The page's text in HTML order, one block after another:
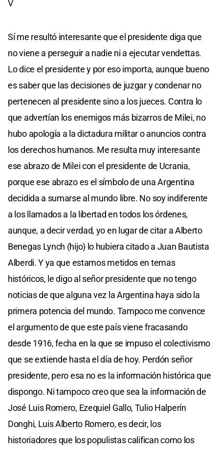
V
Sí me resultó interesante que el presidente diga que
no viene a perseguir a nadie ni a ejecutar vendettas.
Lo dice el presidente y por eso importa, aunque bueno
es saber que las decisiones de juzgar y condenar no
pertenecen al presidente sino a los jueces. Contra lo
que advertían los enemigos más bizarros de Milei, no
hubo apología a la dictadura militar o anuncios contra
los derechos humanos. Me resulta muy interesante
ese abrazo de Milei con el presidente de Ucrania,
porque ese abrazo es el símbolo de una Argentina
decidida a sumarse al mundo libre. No soy indiferente
a los llamados a la libertad en todos los órdenes,
aunque, a decir verdad, yo en lugar de citar a Alberto
Benegas Lynch (hijo) lo hubiera citado a Juan Bautista
Alberdi. Y ya que estamos metidos en temas
históricos, le digo al señor presidente que no tengo
noticias de que alguna vez la Argentina haya sido la
primera potencia del mundo. Tampoco me convence
el argumento de que este país viene fracasando
desde 1916, fecha en la que se impuso el colectivismo
que se extiende hasta el día de hoy. Perdón señor
presidente, pero esa no es la información histórica que
dispongo. Ni tampoco creo que sea la información de
José Luis Romero, Ezequiel Gallo, Tulio Halperín
Donghi, Luis Alberto Romero, es decir, los
historiadores que los populistas califican como los